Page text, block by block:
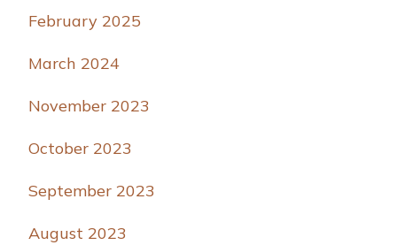
February 2025
March 2024
November 2023
October 2023
September 2023
August 2023